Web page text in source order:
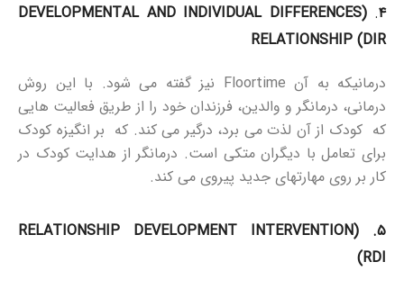
۴.
(DEVELOPMENTAL AND INDIVIDUAL DIFFERENCES
RELATIONSHIP (DIR
درمانیکه به آن Floortime نیز گفته می شود. با این روش
درمانی، درمانگر و والدین، فرزندان خود را از طریق فعالیت هایی
که کودک از آن لذت می برد، درگیر می کند. که بر انگیزه کودک
برای تعامل با دیگران متکی است. درمانگر از هدایت کودک در
کار بر روی مهارتهای جدید پیروی می کند.
۵. (
RELATIONSHIP DEVELOPMENT INTERVENTION
(RDI